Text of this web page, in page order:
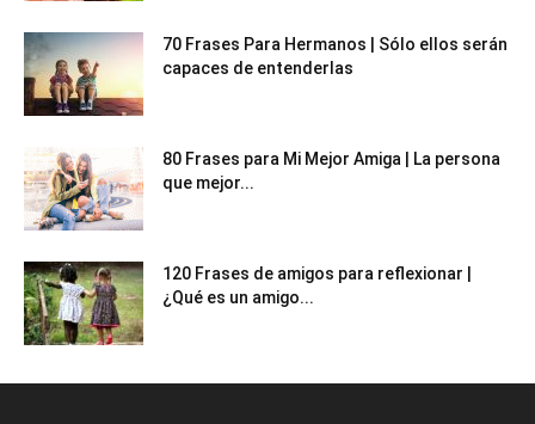
70 Frases Para Hermanos | Sólo ellos serán
capaces de entenderlas
80 Frases para Mi Mejor Amiga | La persona
que mejor...
120 Frases de amigos para reflexionar |
¿Qué es un amigo...